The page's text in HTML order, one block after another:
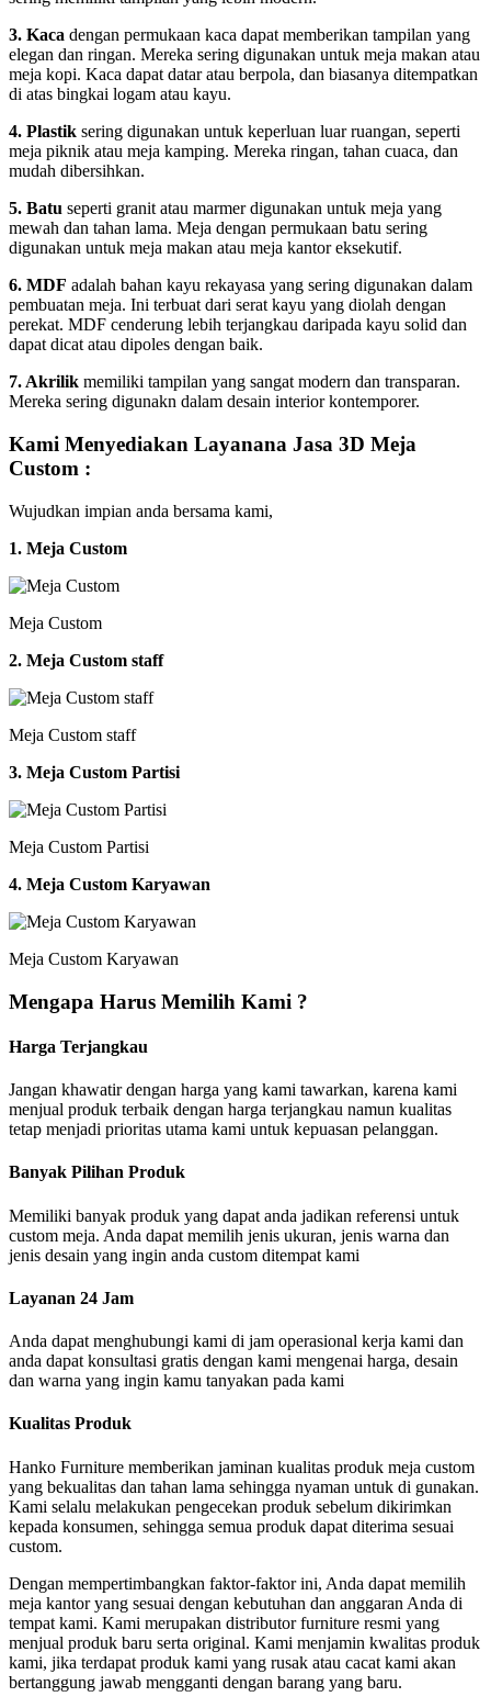
3. Kaca dengan permukaan kaca dapat memberikan tampilan yang
elegan dan ringan. Mereka sering digunakan untuk meja makan atau
meja kopi. Kaca dapat datar atau berpola, dan biasanya ditempatkan
di atas bingkai logam atau kayu.
4. Plastik sering digunakan untuk keperluan luar ruangan, seperti
meja piknik atau meja kamping. Mereka ringan, tahan cuaca, dan
mudah dibersihkan.
5. Batu seperti granit atau marmer digunakan untuk meja yang
mewah dan tahan lama. Meja dengan permukaan batu sering
digunakan untuk meja makan atau meja kantor eksekutif.
6. MDF adalah bahan kayu rekayasa yang sering digunakan dalam
pembuatan meja. Ini terbuat dari serat kayu yang diolah dengan
perekat. MDF cenderung lebih terjangkau daripada kayu solid dan
dapat dicat atau dipoles dengan baik.
7. Akrilik memiliki tampilan yang sangat modern dan transparan.
Mereka sering digunakn dalam desain interior kontemporer.
Kami Menyediakan Layanana Jasa 3D Meja
Custom :
Wujudkan impian anda bersama kami,
1. Meja Custom
Meja Custom
2. Meja Custom staff
Meja Custom staff
3. Meja Custom Partisi
Meja Custom Partisi
4. Meja Custom Karyawan
Meja Custom Karyawan
Mengapa Harus Memilih Kami ?
Harga Terjangkau
Jangan khawatir dengan harga yang kami tawarkan, karena kami
menjual produk terbaik dengan harga terjangkau namun kualitas
tetap menjadi prioritas utama kami untuk kepuasan pelanggan.
Banyak Pilihan Produk
Memiliki banyak produk yang dapat anda jadikan referensi untuk
custom meja. Anda dapat memilih jenis ukuran, jenis warna dan
jenis desain yang ingin anda custom ditempat kami
Layanan 24 Jam
Anda dapat menghubungi kami di jam operasional kerja kami dan
anda dapat konsultasi gratis dengan kami mengenai harga, desain
dan warna yang ingin kamu tanyakan pada kami
Kualitas Produk
Hanko Furniture memberikan jaminan kualitas produk meja custom
yang bekualitas dan tahan lama sehingga nyaman untuk di gunakan.
Kami selalu melakukan pengecekan produk sebelum dikirimkan
kepada konsumen, sehingga semua produk dapat diterima sesuai
custom.
Dengan mempertimbangkan faktor-faktor ini, Anda dapat memilih
meja kantor yang sesuai dengan kebutuhan dan anggaran Anda di
tempat kami. Kami merupakan distributor furniture resmi yang
menjual produk baru serta original. Kami menjamin kwalitas produk
kami, jika terdapat produk kami yang rusak atau cacat kami akan
bertanggung jawab mengganti dengan barang yang baru.